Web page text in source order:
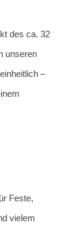
des ca. 32
unseren
–
Feste,
vielem